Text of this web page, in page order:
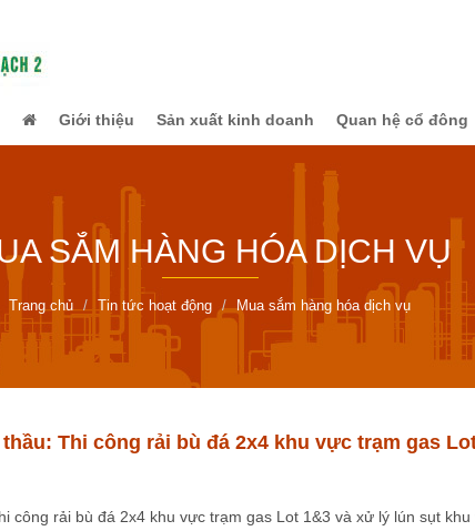
Giới thiệu Sản xuất kinh doanh Quan hệ cổ đông
SẮM HÀNG HÓA DỊCH VỤ
Trang chủ Tin tức hoạt động Mua sắm hàng hóa dịch vụ
Thi công rải bù đá 2x4 khu vực trạm gas
công rải bù đá 2x4 khu vực trạm gas Lot 1&3 và xử lý lún sụt